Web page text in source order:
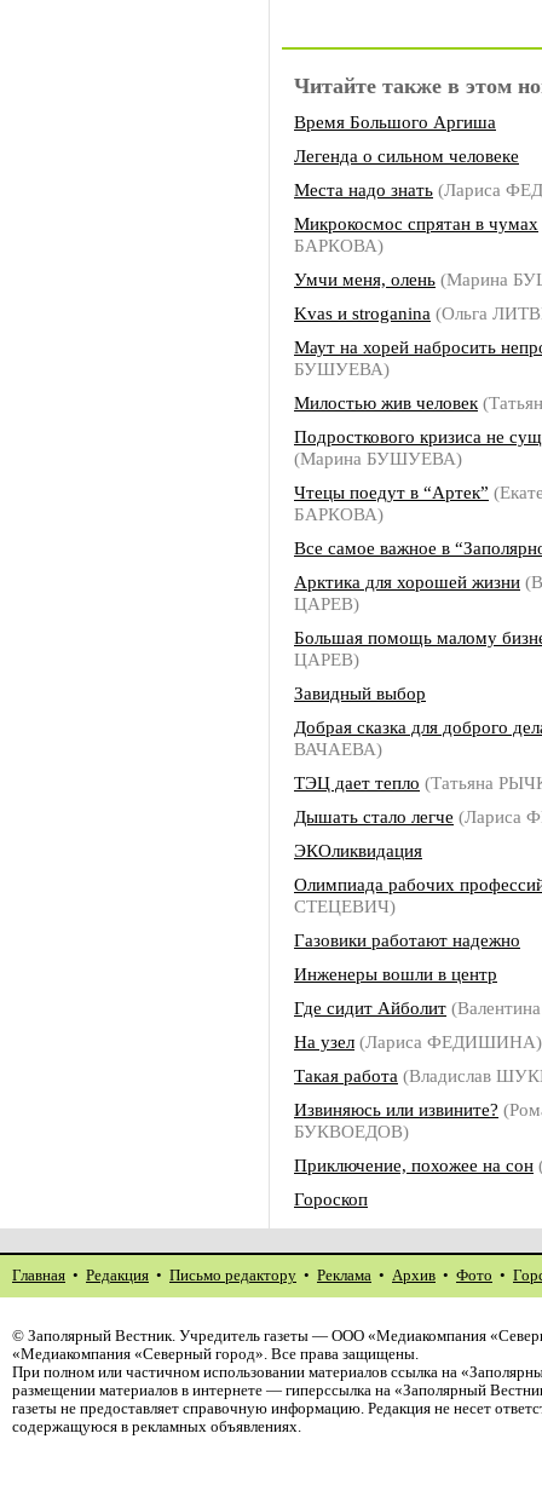
Читайте также в этом
Время Большого Аргиша
Легенда о сильном человеке
Места надо знать (Лариса
Микрокосмос спрятан в чумах
БАРКОВА)
Умчи меня, олень (Марина
Kvas и stroganina (Ольга
Маут на хорей набросить
БУШУЕВА)
Милостью жив человек
Подросткового кризиса не
(Марина БУШУЕВА)
Чтецы поедут в “Артек”
БАРКОВА)
Все самое важное в
Арктика для хорошей жизни
ЦАРЕВ)
Большая помощь малому
ЦАРЕВ)
Завидный выбор
Добрая сказка для доброго
ВАЧАЕВА)
ТЭЦ дает тепло (Татьяна
Дышать стало легче (Лариса
ЭКОликвидация
Олимпиада рабочих
СТЕЦЕВИЧ)
Газовики работают надежно
Инженеры вошли в центр
Где сидит Айболит
На узел (Лариса ФЕДИШИНА)
Такая работа (Владислав
Извиняюсь или извините?
БУКВОЕДОВ)
Приключение, похожее на сон
Гороскоп
Главная • Редакция • Письмо редактору • Реклама • Архив • Фото •
© Заполярный Вестник. Учредитель газеты — ООО «Медиакомпания
«Медиакомпания «Северный город». Все права защищены.
При полном или частичном использовании материалов ссылка на
размещении материалов в интернете — гиперссылка на «Заполярный
газеты не предоставляет справочную информацию. Редакция не несет
содержащуюся в рекламных объявлениях.